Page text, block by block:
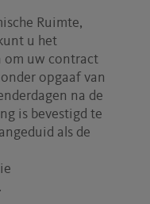
Ruimte,
u het
om uw contract
opgaaf van
na de
is bevestigd te
als de